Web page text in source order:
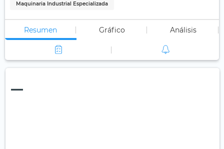
Maquinaria Industrial Especializada
Resumen Gráfico Análisis
—